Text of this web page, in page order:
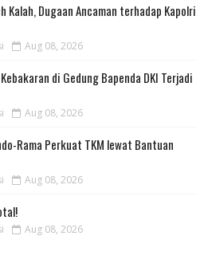
Kalah, Dugaan Ancaman terhadap Kapolri
Aug 08, 2026
di Gedung Bapenda DKI Terjadi
Aug 08, 2026
Rama Perkuat TKM lewat Bantuan
Aug 08, 2026
Aug 08, 2026